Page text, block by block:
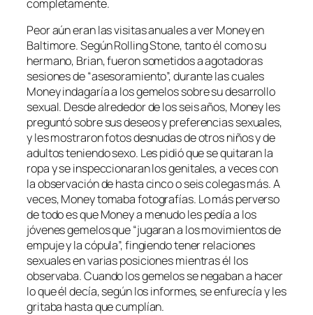
completamente.
Peor aún eran las visitas anuales a ver Money en
Baltimore. Según Rolling Stone, tanto él como su
hermano, Brian, fueron sometidos a agotadoras
sesiones de “asesoramiento”, durante las cuales
Money indagaría a los gemelos sobre su desarrollo
sexual. Desde alrededor de los seis años, Money les
preguntó sobre sus deseos y preferencias sexuales,
y les mostraron fotos desnudas de otros niños y de
adultos teniendo sexo. Les pidió que se quitaran la
ropa y se inspeccionaran los genitales, a veces con
la observación de hasta cinco o seis colegas más. A
veces, Money tomaba fotografías. Lo más perverso
de todo es que Money a menudo les pedía a los
jóvenes gemelos que “jugaran a los movimientos de
empuje y la cópula”, fingiendo tener relaciones
sexuales en varias posiciones mientras él los
observaba. Cuando los gemelos se negaban a hacer
lo que él decía, según los informes, se enfurecía y les
gritaba hasta que cumplían.